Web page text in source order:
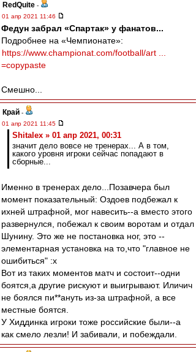
RedQuite -
01 апр 2021 11:46
Федун забрал «Спартак» у фанатов...
Подробнее на «Чемпионате»:
https://www.championat.com/football/art ...
=copypaste
Смешно...
Край -
01 апр 2021 11:45
Shitalex » 01 апр 2021, 00:31
значит дело вовсе не тренерах... А в том,
какого уровня игроки сейчас попадают в
сборные...
Именно в тренерах дело...Позавчера был
момент показательный: Оздоев подбежал к
ихней штрафной, мог навесить--а вместо этого
развернулся, побежал к своим воротам и отдал
Шунину. Это же не постановка ног, это --
элементарная установка на то,что "главное не
ошибиться" :x
Вот из таких моментов матч и состоит--одни
боятся,а другие рискуют и выигрывают. Иличич
не боялся пи**ануть из-за штрафной, а все
местные боятся.
У Хиддинка игроки тоже российские были--а
как смело лезли! И забивали, и побеждали.